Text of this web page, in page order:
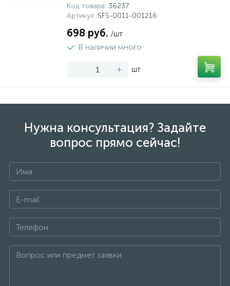
Код товара: 36237
Артикул: SFS-0011-001216
698 руб. /шт
В наличии много
- + шт
Нужна консультация? Задайте
вопрос прямо сейчас!